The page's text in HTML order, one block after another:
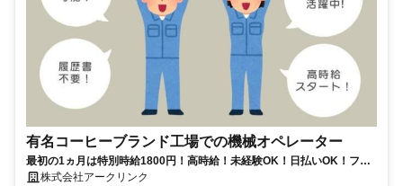
有名コーヒーブランド工場での機械オペレーター
最初の1ヵ月は特別時給1800円！高時給！未経験OK！日払いOK！フル
タイム勤務でしっかり稼げる！
株式会社アークリンク